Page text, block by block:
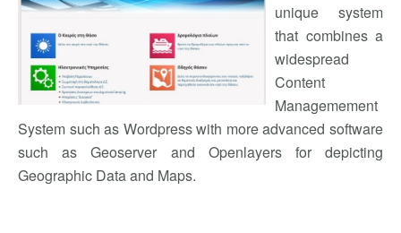
unique system
that combines a
widespread
Content
Managemement
System such as Wordpress with more advanced software
such as Geoserver and Openlayers for depicting
Geographic Data and Maps.